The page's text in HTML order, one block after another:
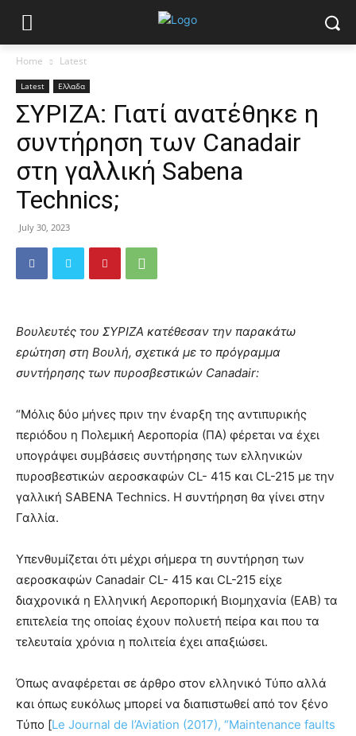
Home Latest
Latest Ελλαδα
ΣΥΡΙΖΑ: Γιατί ανατέθηκε η
συντήρηση των Canadair
στη γαλλική Sabena
Technics;
July 30, 2023
Βουλευτές του ΣΥΡΙΖΑ κατέθεσαν την παρακάτω
ερώτηση στη Βουλή, σχετικά με το πρόγραμμα
συντήρησης των πυροσβεστικών Canadair:
“Μόλις δύο μήνες πριν την έναρξη της αντιπυρικής
περιόδου η Πολεμική Αεροπορία (ΠΑ) φέρεται να έχει
υπογράψει συμβάσεις συντήρησης των ελληνικών
πυροσβεστικών αεροσκαφών CL- 415 και CL-215 με την
γαλλική SABENA Technics. Η συντήρηση θα γίνει στην
Γαλλία.
Υπενθυμίζεται ότι μέχρι σήμερα τη συντήρηση των
αεροσκαφών Canadair CL- 415 και CL-215 είχε
διαχρονικά η Ελληνική Αεροπορική Βιομηχανία (ΕΑΒ) τα
επιτελεία της οποίας έχουν πολυετή πείρα και που τα
τελευταία χρόνια η πολιτεία έχει απαξιώσει.
Όπως αναφέρεται σε άρθρο στον ελληνικό Τύπο αλλά
και όπως ευκόλως μπορεί να διαπιστωθεί από τον ξένο
Τύπο [Le Journal de l’Aviation (2017), “Maintenance faults